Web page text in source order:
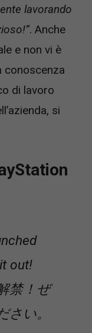
lavorando
. Anche
e non vi è
conoscenza
di lavoro
si
out!
禁！ぜ
い。